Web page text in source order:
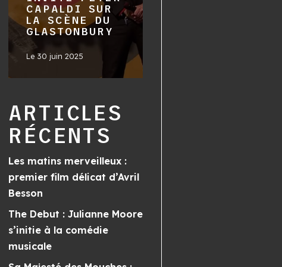
CAPALDI SUR
LA SCÈNE DU
GLASTONBURY
Le30 juin 2025
ARTICLES
RÉCENTS
Les matins merveilleux :
premier film délicat d’Avril
Besson
The Debut : Julianne Moore
s’initie à la comédie
musicale